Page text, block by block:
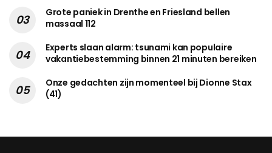
Grote paniek in Drenthe en Friesland bellen
massaal 112
Experts slaan alarm: tsunami kan populaire
vakantiebestemming binnen 21 minuten bereiken
Onze gedachten zijn momenteel bij Dionne Stax
(41)